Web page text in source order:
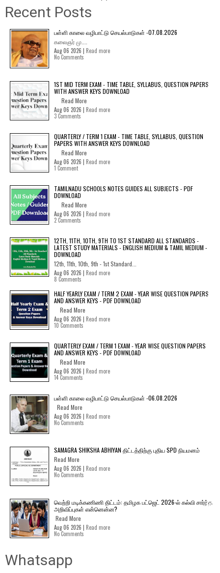
Recent Posts
பள்ளி காலை வழிபாட்டு செயல்பாடுகள் -07.08.2026
கலைஞர் மு....
Aug 06 2026 | Read more
No Comments
1ST MID TERM EXAM - TIME TABLE, SYLLABUS, QUESTION PAPERS
WITH ANSWER KEYS DOWNLOAD
Read More
Aug 06 2026 | Read more
3 Comments
QUARTERLY / TERM 1 EXAM - TIME TABLE, SYLLABUS, QUESTION
PAPERS WITH ANSWER KEYS DOWNLOAD
Read More
Aug 06 2026 | Read more
1 Comment
TAMILNADU SCHOOLS NOTES GUIDES ALL SUBJECTS - PDF
DOWNLOAD
Read More
Aug 06 2026 | Read more
2 Comments
12TH, 11TH, 10TH, 9TH TO 1ST STANDARD ALL STANDARDS -
LATEST STUDY MATERIALS - ENGLISH MEDIUM & TAMIL MEDIUM -
DOWNLOAD
12th, 11th, 10th, 9th - 1st Standard...
Aug 06 2026 | Read more
8 Comments
HALF YEARLY EXAM / TERM 2 EXAM - YEAR WISE QUESTION PAPERS
AND ANSWER KEYS - PDF DOWNLOAD
Read More
Aug 06 2026 | Read more
10 Comments
QUARTERLY EXAM / TERM 1 EXAM - YEAR WISE QUESTION PAPERS
AND ANSWER KEYS - PDF DOWNLOAD
Read More
Aug 06 2026 | Read more
14 Comments
பள்ளி காலை வழிபாட்டு செயல்பாடுகள் -06.08.2026
Read More
Aug 06 2026 | Read more
No Comments
SAMAGRA SHIKSHA ABHIYAN திட்டத்திற்கு புதிய SPD நியமனம்
Read More
Aug 06 2026 | Read more
No Comments
வெற்றி மடிக்கணிணி திட்டம்: தமிழக பட்ஜெட் 2026-ல் கல்வி சார்ந்த
அறிவிப்புகள் என்னென்ன?
Read More
Aug 06 2026 | Read more
No Comments
Whatsapp